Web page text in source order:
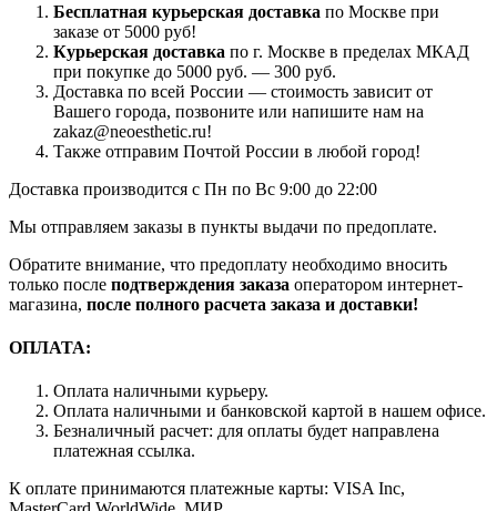
Бесплатная курьерская доставка по Москве при
заказе от 5000 руб!
Курьерская доставка по г. Москве в пределах МКАД
при покупке до 5000 руб. — 300 руб.
Доставка по всей России — стоимость зависит от
Вашего города, позвоните или напишите нам на
zakaz@neoesthetic.ru!
Также отправим Почтой России в любой город!
Доставка производится с Пн по Вс 9:00 до 22:00
Мы отправляем заказы в пункты выдачи по предоплате.
Обратите внимание, что предоплату необходимо вносить
только после подтверждения заказа оператором интернет-
магазина, после полного расчета заказа и доставки!
ОПЛАТА:
Оплата наличными курьеру.
Оплата наличными и банковской картой в нашем офисе.
Безналичный расчет: для оплаты будет направлена
платежная ссылка.
К оплате принимаются платежные карты: VISA Inc,